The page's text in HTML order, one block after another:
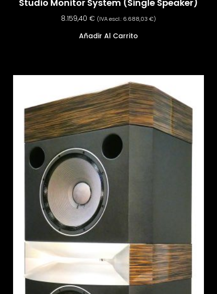
Studio Monitor System (Single Speaker)
8.159,40 € (IVA escl.: 6.688,03 €)
Añadir Al Carrito